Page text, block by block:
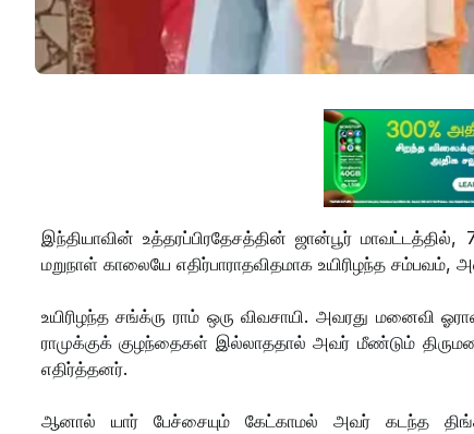
இந்தியாவின் உத்தரப்பிரதேசத்தின் ஜான்பூர்
மறுநாள் காலையே எதிர்பாராதவிதமாக உயிரிழந்த சம்பவம்,
உயிரிழந்த சங்க்ரு ராம் ஒரு விவசாயி. அவரது மனைவி
ராமுக்குக் குழந்தைகள் இல்லாததால் அவர் மீண்டும்
எதிர்த்தனர்.
ஆனால் யார் பேச்சையும் கேட்காமல் அவர் கடந்த